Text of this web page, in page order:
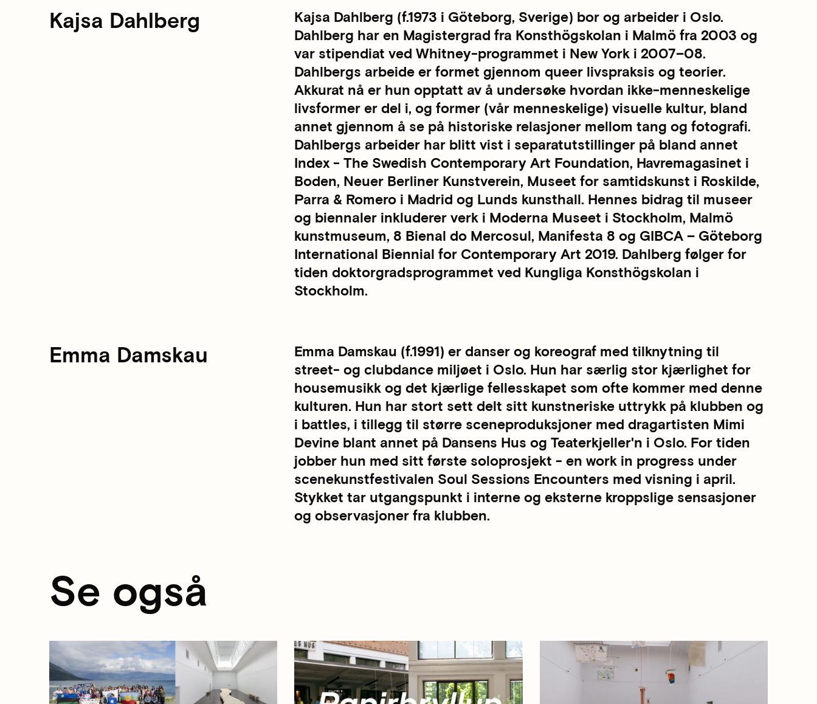
Kajsa Dahlberg
Kajsa Dahlberg (f.1973 i Göteborg, Sverige) bor og arbeider i Oslo.
Dahlberg har en Magistergrad fra Konsthögskolan i Malmö fra 2003 og
var stipendiat ved Whitney-programmet i New York i 2007–08.
Dahlbergs arbeide er formet gjennom queer livspraksis og teorier.
Akkurat nå er hun opptatt av å undersøke hvordan ikke-menneskelige
livsformer er del i, og former (vår menneskelige) visuelle kultur, bland
annet gjennom å se på historiske relasjoner mellom tang og fotografi.
Dahlbergs arbeider har blitt vist i separatutstillinger på bland annet
Index - The Swedish Contemporary Art Foundation, Havremagasinet i
Boden, Neuer Berliner Kunstverein, Museet for samtidskunst i Roskilde,
Parra & Romero i Madrid og Lunds kunsthall. Hennes bidrag til museer
og biennaler inkluderer verk i Moderna Museet i Stockholm, Malmö
kunstmuseum, 8 Bienal do Mercosul, Manifesta 8 og GIBCA – Göteborg
International Biennial for Contemporary Art 2019. Dahlberg følger for
tiden doktorgradsprogrammet ved Kungliga Konsthögskolan i
Stockholm.
Emma Damskau
Emma Damskau (f.1991) er danser og koreograf med tilknytning til
street- og clubdance miljøet i Oslo. Hun har særlig stor kjærlighet for
housemusikk og det kjærlige fellesskapet som ofte kommer med denne
kulturen. Hun har stort sett delt sitt kunstneriske uttrykk på klubben og
i battles, i tillegg til større sceneproduksjoner med dragartisten Mimi
Devine blant annet på Dansens Hus og Teaterkjeller'n i Oslo. For tiden
jobber hun med sitt første soloprosjekt - en work in progress under
scenekunstfestivalen Soul Sessions Encounters med visning i april.
Stykket tar utgangspunkt i interne og eksterne kroppslige sensasjoner
og observasjoner fra klubben.
Se også